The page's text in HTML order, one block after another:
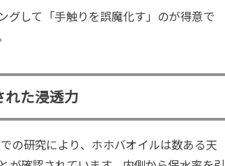
グして「手触りを誤魔化す」のが得意で
た浸透力
での研究により、ホホバオイルは数ある天